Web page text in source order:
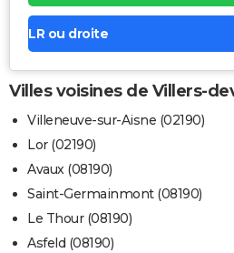
LR ou droite
Villes voisines de Villers-
Villeneuve-sur-Aisne (02190)
Lor (02190)
Avaux (08190)
Saint-Germainmont (08190)
Le Thour (08190)
Asfeld (08190)